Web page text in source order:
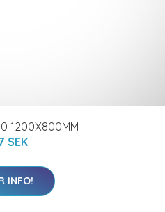
1200X800MM
SEK
INFO!